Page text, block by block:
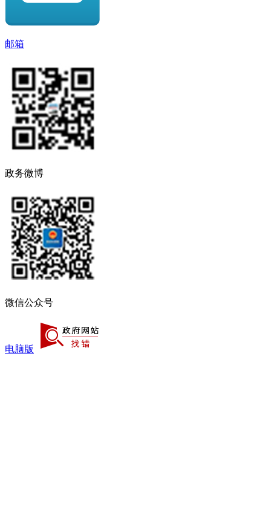
邮箱
政务微博
微信公众号
电脑版